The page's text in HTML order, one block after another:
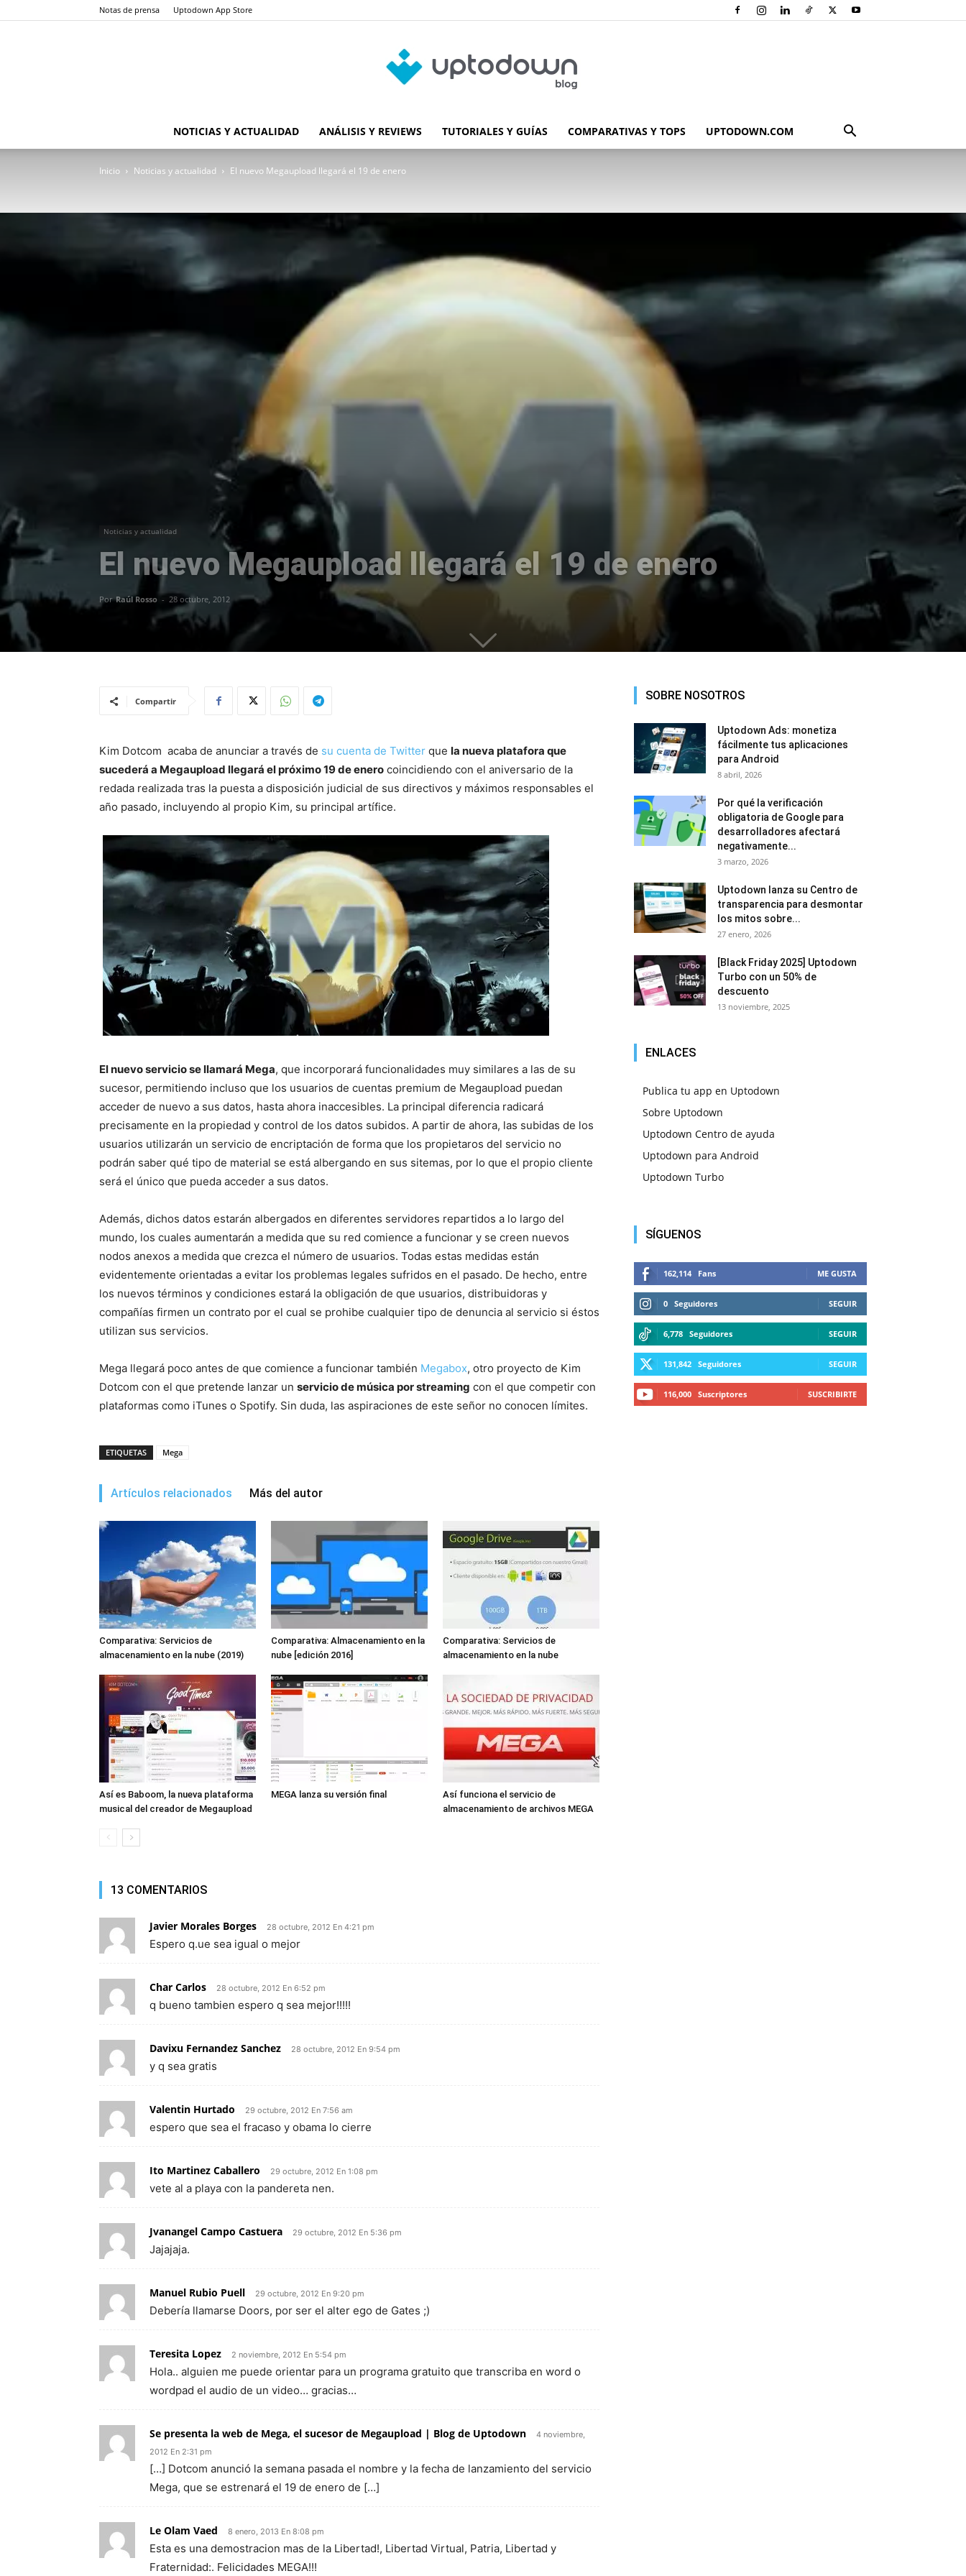
Notas de prensa Uptodown App Store
Blog
NOTICIAS Y ACTUALIDAD ANÁLISIS Y REVIEWS TUTORIALES Y GUÍAS COMPARATIVAS Y TOPS UPTODOWN.COM
Inicio Noticias y actualidad El nuevo Megaupload llegará el 19 de enero
Noticias y actualidad
El nuevo Megaupload llegará el 19 de enero
Por Raúl Rosso - 28 octubre, 2012
Compartir
Kim Dotcom acaba de anunciar a través de su cuenta de Twitter que la nueva platafora que
sucederá a Megaupload llegará el próximo 19 de enero coincidiendo con el aniversario de la
redada realizada tras la puesta a disposición judicial de sus directivos y máximos responsables el
año pasado, incluyendo al propio Kim, su principal artífice.
El nuevo servicio se llamará Mega, que incorporará funcionalidades muy similares a las de su
sucesor, permitiendo incluso que los usuarios de cuentas premium de Megaupload puedan
acceder de nuevo a sus datos, hasta ahora inaccesibles. La principal diferencia radicará
precisamente en la propiedad y control de los datos subidos. A partir de ahora, las subidas de los
usuarios utilizarán un servicio de encriptación de forma que los propietaros del servicio no
podrán saber qué tipo de material se está albergando en sus sitemas, por lo que el propio cliente
será el único que pueda acceder a sus datos.
Además, dichos datos estarán albergados en diferentes servidores repartidos a lo largo del
mundo, los cuales aumentarán a medida que su red comience a funcionar y se creen nuevos
nodos anexos a medida que crezca el número de usuarios. Todas estas medidas están
evidentemente orientadas a evitar los problemas legales sufridos en el pasado. De hecho, entre
los nuevos términos y condiciones estará la obligación de que usuarios, distribuidoras y
compañías firmen un contrato por el cual se prohibe cualquier tipo de denuncia al servicio si éstos
utilizan sus servicios.
Mega llegará poco antes de que comience a funcionar también Megabox, otro proyecto de Kim
Dotcom con el que pretende lanzar un servicio de música por streaming con el que competir con
plataformas como iTunes o Spotify. Sin duda, las aspiraciones de este señor no conocen límites.
ETIQUETAS Mega
Artículos relacionados Más del autor
Comparativa: Servicios de
almacenamiento en la nube (2019)
Comparativa: Almacenamiento en la
nube [edición 2016]
Comparativa: Servicios de
almacenamiento en la nube
Así es Baboom, la nueva plataforma
musical del creador de Megaupload
MEGA lanza su versión final
Así funciona el servicio de
almacenamiento de archivos MEGA
13 COMENTARIOS
Javier Morales Borges 28 octubre, 2012 En 4:21 pm
Espero q.ue sea igual o mejor
Char Carlos 28 octubre, 2012 En 6:52 pm
q bueno tambien espero q sea mejor!!!!!
Davixu Fernandez Sanchez 28 octubre, 2012 En 9:54 pm
y q sea gratis
Valentin Hurtado 29 octubre, 2012 En 7:56 am
espero que sea el fracaso y obama lo cierre
Ito Martinez Caballero 29 octubre, 2012 En 1:08 pm
vete al a playa con la pandereta nen.
Jvanangel Campo Castuera 29 octubre, 2012 En 5:36 pm
Jajajaja.
Manuel Rubio Puell 29 octubre, 2012 En 9:20 pm
Debería llamarse Doors, por ser el alter ego de Gates ;)
Teresita Lopez 2 noviembre, 2012 En 5:54 pm
Hola.. alguien me puede orientar para un programa gratuito que transcriba en word o
wordpad el audio de un video… gracias…
Se presenta la web de Mega, el sucesor de Megaupload | Blog de Uptodown
4 noviembre,
2012 En 2:31 pm
[…] Dotcom anunció la semana pasada el nombre y la fecha de lanzamiento del servicio
Mega, que se estrenará el 19 de enero de […]
Le Olam Vaed 8 enero, 2013 En 8:08 pm
Esta es una demostracion mas de la Libertad!, Libertad Virtual, Patria, Libertad y
Fraternidad:. Felicidades MEGA!!!
SOBRE NOSOTROS
Uptodown Ads: monetiza
fácilmente tus aplicaciones
para Android
8 abril, 2026
Por qué la verificación
obligatoria de Google para
desarrolladores afectará
negativamente...
3 marzo, 2026
Uptodown lanza su Centro de
transparencia para desmontar
los mitos sobre...
27 enero, 2026
[Black Friday 2025] Uptodown
Turbo con un 50% de
descuento
13 noviembre, 2025
ENLACES
Publica tu app en Uptodown
Sobre Uptodown
Uptodown Centro de ayuda
Uptodown para Android
Uptodown Turbo
SÍGUENOS
162,114 Fans ME GUSTA
0 Seguidores SEGUIR
6,778 Seguidores SEGUIR
131,842 Seguidores SEGUIR
116,000 Suscriptores SUSCRIBIRTE